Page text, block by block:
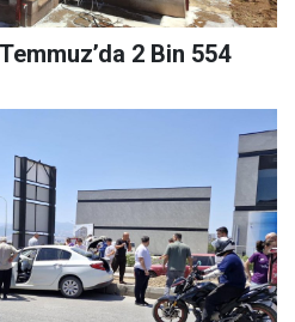
2 Bin 554